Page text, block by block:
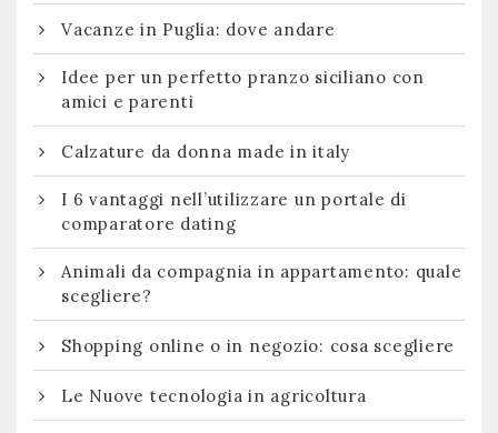
Vacanze in Puglia: dove andare
Idee per un perfetto pranzo siciliano con
amici e parenti
Calzature da donna made in italy
I 6 vantaggi nell’utilizzare un portale di
comparatore dating
Animali da compagnia in appartamento: quale
scegliere?
Shopping online o in negozio: cosa scegliere
Le Nuove tecnologia in agricoltura